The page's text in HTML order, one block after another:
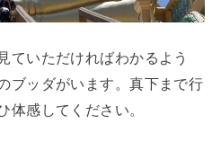
ていただければわかるよう
ブッダがいます。真下まで行
体感してください。